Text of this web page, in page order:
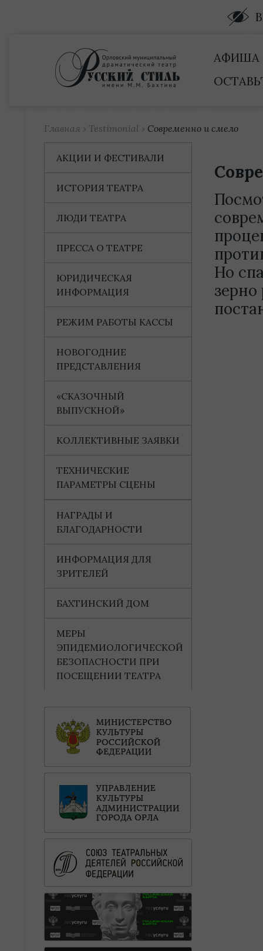
АФИША
Главная › Testimonial › Современно и смело
Но
АКЦИИ И ФЕСТИВАЛИ
ИСТОРИЯ ТЕАТРА
ЛЮДИ ТЕАТРА
ПРЕССА О ТЕАТРЕ
ЮРИДИЧЕСКАЯ
ИНФОРМАЦИЯ
РЕЖИМ РАБОТЫ КАССЫ
НОВОГОДНИЕ
ПРЕДСТАВЛЕНИЯ
«СКАЗОЧНЫЙ
ВЫПУСКНОЙ»
КОЛЛЕКТИВНЫЕ ЗАЯВКИ
ТЕХНИЧЕСКИЕ
ПАРАМЕТРЫ СЦЕНЫ
НАГРАДЫ И
БЛАГОДАРНОСТИ
ИНФОРМАЦИЯ ДЛЯ
ЗРИТЕЛЕЙ
БАХТИНСКИЙ ДОМ
МЕРЫ
ЭПИДЕМИОЛОГИЧЕСКОЙ
БЕЗОПАСНОСТИ ПРИ
ПОСЕЩЕНИИ ТЕАТРА